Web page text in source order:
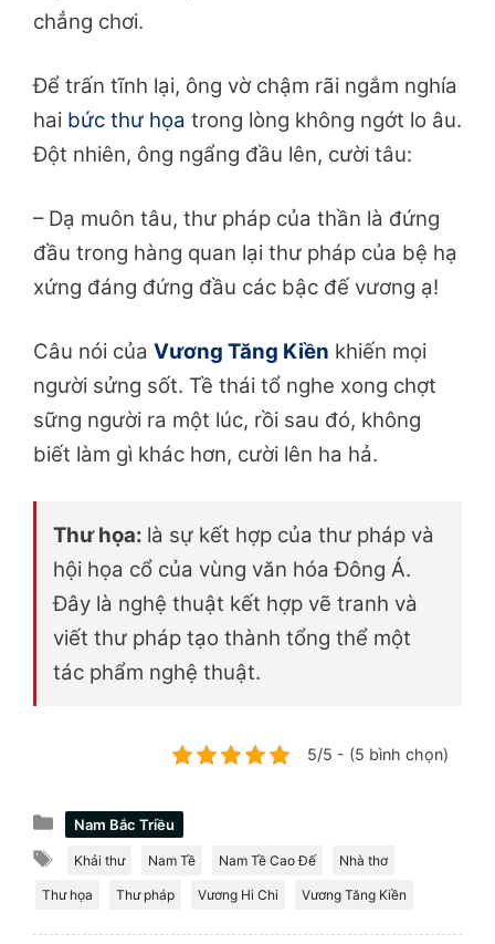
chẳng chơi.
Để trấn tĩnh lại, ông vờ chậm rãi ngắm nghía
hai bức thư họa trong lòng không ngớt lo âu.
Đột nhiên, ông ngẩng đầu lên, cười tâu:
– Dạ muôn tâu, thư pháp của thần là đứng
đầu trong hàng quan lại thư pháp của bệ hạ
xứng đáng đứng đầu các bậc đế vương ạ!
Câu nói của Vương Tăng Kiền khiến mọi
người sửng sốt. Tề thái tổ nghe xong chợt
sững người ra một lúc, rồi sau đó, không
biết làm gì khác hơn, cười lên ha hả.
Thư họa: là sự kết hợp của thư pháp và
hội họa cổ của vùng văn hóa Đông Á.
Đây là nghệ thuật kết hợp vẽ tranh và
viết thư pháp tạo thành tổng thể một
tác phẩm nghệ thuật.
5/5 - (5 bình chọn)
Danh
mục
Nam Bắc Triều
Thẻ
Khải thư Nam Tề Nam Tề Cao Đế Nhà thơ
Thư họa Thư pháp Vương Hi Chi Vương Tăng Kiền